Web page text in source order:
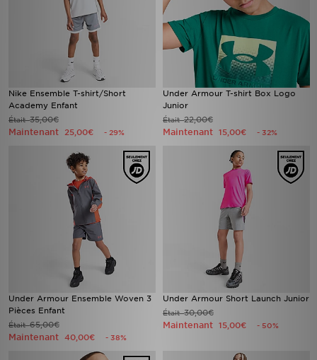
Nike Ensemble T-shirt/Short
Academy Enfant
Était35,00€
Maintenant 25,00€ - 29%
Under Armour T-shirt Box Logo
Junior
Était22,00€
Maintenant 15,00€ - 32%
Under Armour Ensemble Woven 3
Pièces Enfant
Était65,00€
Maintenant 40,00€ - 38%
Under Armour Short Launch Junior
Était30,00€
Maintenant 15,00€ - 50%